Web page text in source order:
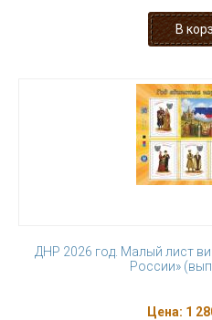
ДНР 2026 год. Малый лист
России»
Цена: 1